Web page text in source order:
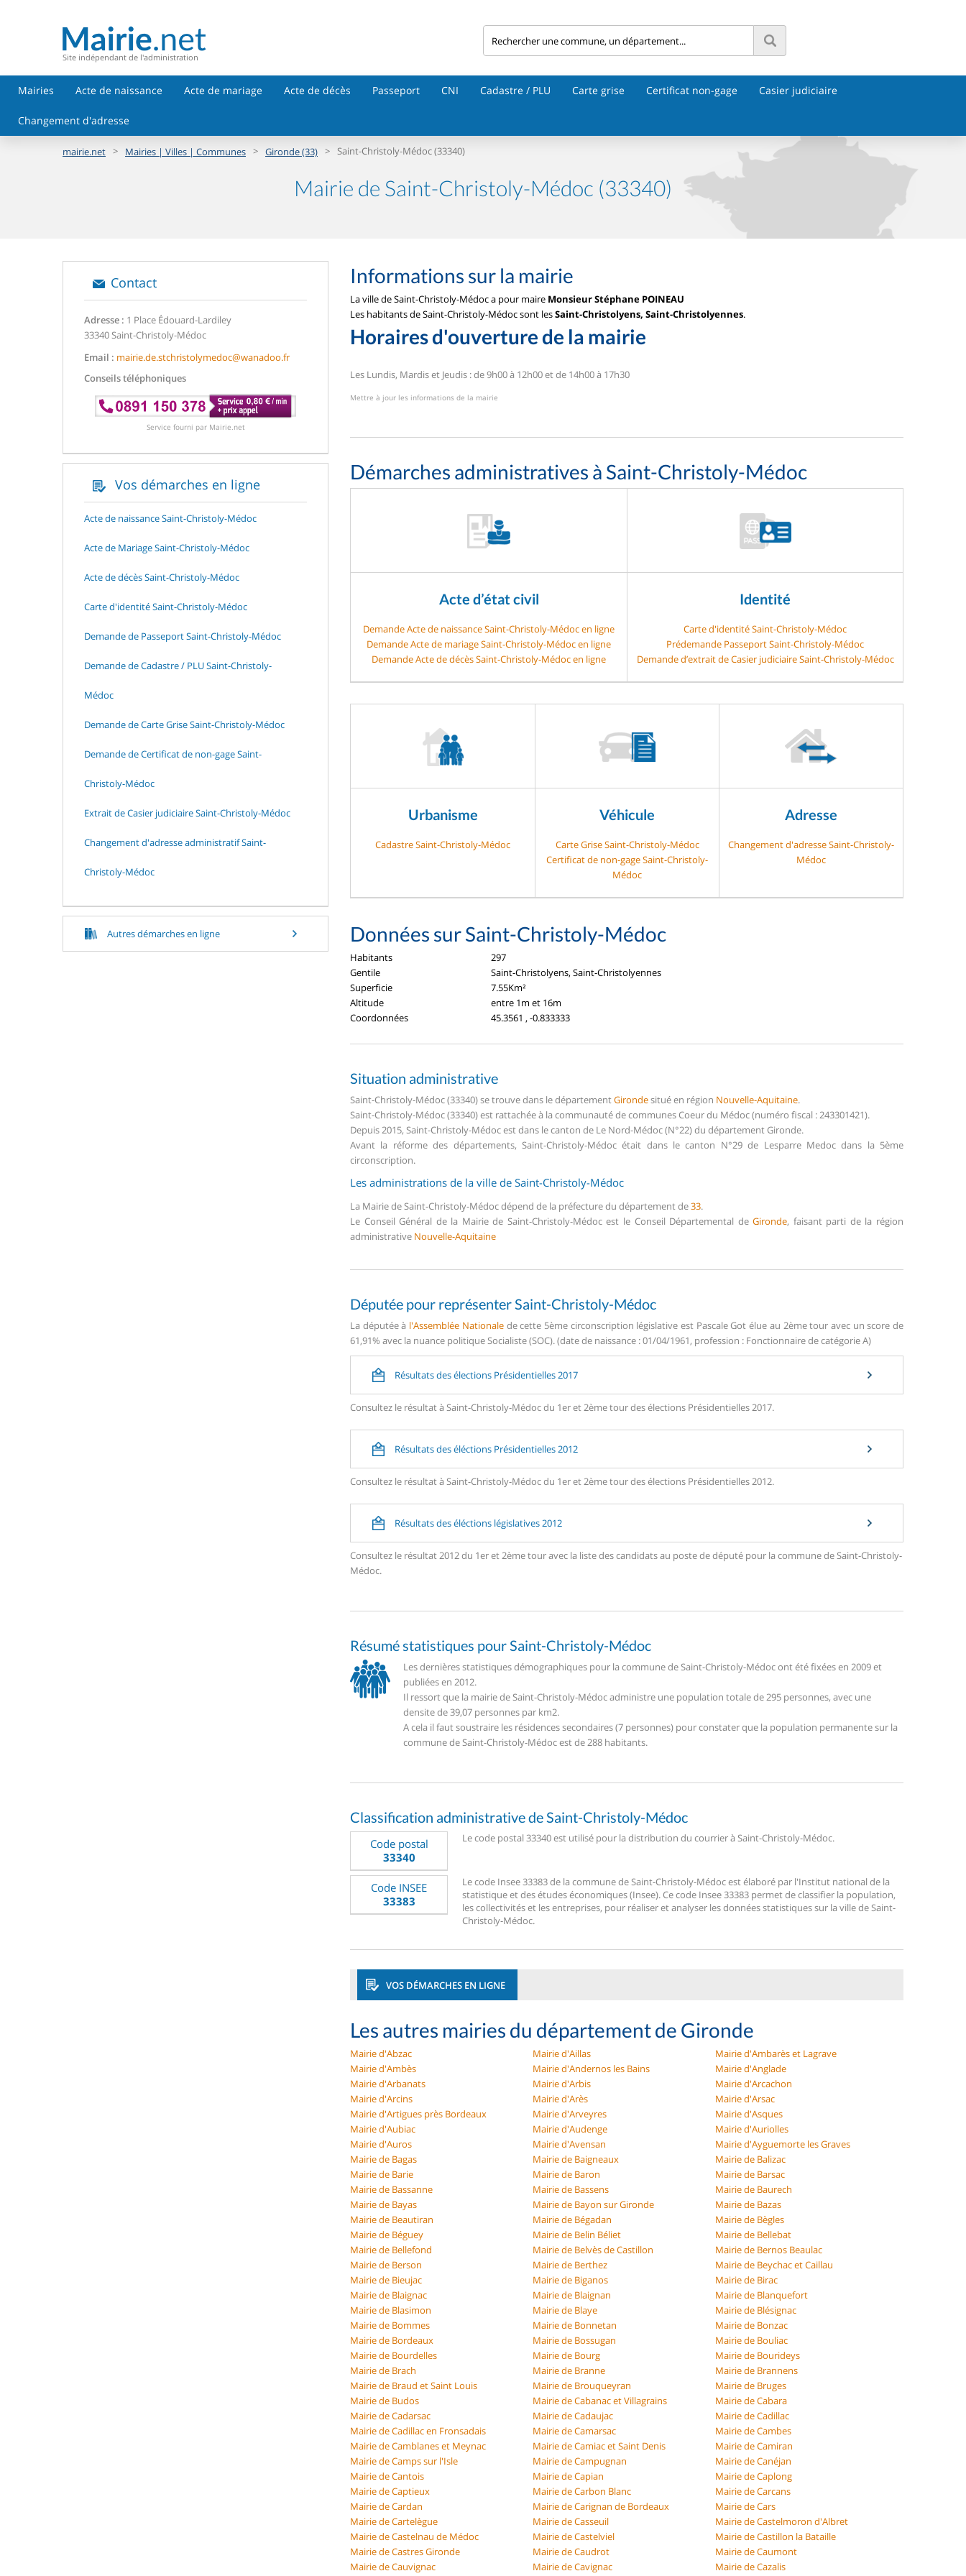
Site indépendant de l'administration
Mairies Acte de naissance Acte de mariage Acte de décès Passeport CNI Cadastre / PLU Carte grise Certificat non-gage Casier judiciaire
Changement d'adresse
mairie.net > Mairies | Villes | Communes > Gironde (33) > Saint-Christoly-Médoc (33340)
Mairie de Saint-Christoly-Médoc (33340)
Contact
Adresse : 1 Place Édouard-Lardiley
33340 Saint-Christoly-Médoc
Email : mairie.de.stchristolymedoc@wanadoo.fr
Conseils téléphoniques
Service fourni par Mairie.net
Vos démarches en ligne
Acte de naissance Saint-Christoly-Médoc
Acte de Mariage Saint-Christoly-Médoc
Acte de décès Saint-Christoly-Médoc
Carte d'identité Saint-Christoly-Médoc
Demande de Passeport Saint-Christoly-Médoc
Demande de Cadastre / PLU Saint-Christoly-
Médoc
Demande de Carte Grise Saint-Christoly-Médoc
Demande de Certificat de non-gage Saint-
Christoly-Médoc
Extrait de Casier judiciaire Saint-Christoly-Médoc
Changement d'adresse administratif Saint-
Christoly-Médoc
Autres démarches en ligne
Informations sur la mairie
La ville de Saint-Christoly-Médoc a pour maire Monsieur Stéphane POINEAU
Les habitants de Saint-Christoly-Médoc sont lesSaint-Christolyens, Saint-Christolyennes.
Horaires d'ouverture de la mairie
Les Lundis, Mardis et Jeudis : de 9h00 à 12h00 et de 14h00 à 17h30
Mettre à jour les informations de la mairie
Démarches administratives à Saint-Christoly-Médoc
Acte d’état civil
Demande Acte de naissance Saint-Christoly-Médoc en ligne
Demande Acte de mariage Saint-Christoly-Médoc en ligne
Demande Acte de décès Saint-Christoly-Médoc en ligne
Identité
Carte d'identité Saint-Christoly-Médoc
Prédemande Passeport Saint-Christoly-Médoc
Demande d’extrait de Casier judiciaire Saint-Christoly-Médoc
Urbanisme
Cadastre Saint-Christoly-Médoc
Véhicule
Carte Grise Saint-Christoly-Médoc
Certificat de non-gage Saint-Christoly-
Médoc
Adresse
Changement d'adresse Saint-Christoly-
Médoc
Données sur Saint-Christoly-Médoc
Habitants
297
Gentile
Saint-Christolyens, Saint-Christolyennes
Superficie
7.55Km²
Altitude
entre 1m et 16m
Coordonnées
45.3561 , -0.833333
Situation administrative
Saint-Christoly-Médoc (33340) se trouve dans le départementGirondesitué en région Nouvelle-Aquitaine.
Saint-Christoly-Médoc (33340) est rattachée à la communauté de communes Coeur du Médoc (numéro fiscal : 243301421).
Depuis 2015, Saint-Christoly-Médoc est dans le canton de Le Nord-Médoc (N°22) du département Gironde.
Avant la réforme des départements, Saint-Christoly-Médoc était dans le canton N°29 de Lesparre Medoc dans la 5ème
circonscription.
Les administrations de la ville de Saint-Christoly-Médoc
La Mairie de Saint-Christoly-Médoc dépend de la préfecture du département de33.
Le Conseil Général de la Mairie de Saint-Christoly-Médoc est le Conseil Départemental deGironde, faisant parti de la région
administrative Nouvelle-Aquitaine
Députée pour représenter Saint-Christoly-Médoc
La députée à l'Assemblée Nationalede cette 5ème circonscription législative est Pascale Got élue au 2ème tour avec un score de
61,91% avec la nuance politique Socialiste (SOC). (date de naissance : 01/04/1961, profession : Fonctionnaire de catégorie A)
Résultats des élections Présidentielles 2017
Consultez le résultat à Saint-Christoly-Médoc du 1er et 2ème tour des élections Présidentielles 2017.
Résultats des éléctions Présidentielles 2012
Consultez le résultat à Saint-Christoly-Médoc du 1er et 2ème tour des élections Présidentielles 2012.
Résultats des éléctions législatives 2012
Consultez le résultat 2012 du 1er et 2ème tour avec la liste des candidats au poste de député pour la commune de Saint-Christoly-
Médoc.
Résumé statistiques pour Saint-Christoly-Médoc
Les dernières statistiques démographiques pour la commune de Saint-Christoly-Médoc ont été fixées en 2009 et
publiées en 2012.
Il ressort que la mairie de Saint-Christoly-Médoc administre une population totale de 295 personnes, avec une
densite de 39,07 personnes par km2.
A cela il faut soustraire les résidences secondaires (7 personnes) pour constater que la population permanente sur la
commune de Saint-Christoly-Médoc est de 288 habitants.
Classification administrative de Saint-Christoly-Médoc
Code postal
33340
Le code postal 33340 est utilisé pour la distribution du courrier à Saint-Christoly-Médoc.
Code INSEE
33383
Le code Insee 33383 de la commune de Saint-Christoly-Médoc est élaboré par l'Institut national de la
statistique et des études économiques (Insee). Ce code Insee 33383 permet de classifier la population,
les collectivités et les entreprises, pour réaliser et analyser les données statistiques sur la ville de Saint-
Christoly-Médoc.
VOS DÉMARCHES EN LIGNE
Les autres mairies du département de Gironde
Mairie d'Abzac Mairie d'Aillas
Mairie d'Ambarès et Lagrave
Mairie d'Ambès
Mairie d'Andernos les Bains
Mairie d'Anglade
Mairie d'Arbanats
Mairie d'Arbis
Mairie d'Arcachon
Mairie d'Arcins
Mairie d'Arès
Mairie d'Arsac
Mairie d'Artigues près Bordeaux
Mairie d'Arveyres
Mairie d'Asques
Mairie d'Aubiac
Mairie d'Audenge
Mairie d'Auriolles
Mairie d'Auros
Mairie d'Avensan
Mairie d'Ayguemorte les Graves
Mairie de Bagas
Mairie de Baigneaux
Mairie de Balizac
Mairie de Barie
Mairie de Baron
Mairie de Barsac
Mairie de Bassanne
Mairie de Bassens
Mairie de Baurech
Mairie de Bayas
Mairie de Bayon sur Gironde
Mairie de Bazas
Mairie de Beautiran
Mairie de Bégadan
Mairie de Bègles
Mairie de Béguey
Mairie de Belin Béliet
Mairie de Bellebat
Mairie de Bellefond
Mairie de Belvès de Castillon
Mairie de Bernos Beaulac
Mairie de Berson
Mairie de Berthez
Mairie de Beychac et Caillau
Mairie de Bieujac
Mairie de Biganos
Mairie de Birac
Mairie de Blaignac
Mairie de Blaignan
Mairie de Blanquefort
Mairie de Blasimon
Mairie de Blaye
Mairie de Blésignac
Mairie de Bommes
Mairie de Bonnetan
Mairie de Bonzac
Mairie de Bordeaux
Mairie de Bossugan
Mairie de Bouliac
Mairie de Bourdelles
Mairie de Bourg
Mairie de Bourideys
Mairie de Brach
Mairie de Branne
Mairie de Brannens
Mairie de Braud et Saint Louis
Mairie de Brouqueyran
Mairie de Bruges
Mairie de Budos
Mairie de Cabanac et Villagrains
Mairie de Cabara
Mairie de Cadarsac
Mairie de Cadaujac
Mairie de Cadillac
Mairie de Cadillac en Fronsadais
Mairie de Camarsac
Mairie de Cambes
Mairie de Camblanes et Meynac
Mairie de Camiac et Saint Denis
Mairie de Camiran
Mairie de Camps sur l'Isle
Mairie de Campugnan
Mairie de Canéjan
Mairie de Cantois
Mairie de Capian
Mairie de Caplong
Mairie de Captieux
Mairie de Carbon Blanc
Mairie de Carcans
Mairie de Cardan
Mairie de Carignan de Bordeaux
Mairie de Cars
Mairie de Cartelègue
Mairie de Casseuil
Mairie de Castelmoron d'Albret
Mairie de Castelnau de Médoc
Mairie de Castelviel
Mairie de Castillon la Bataille
Mairie de Castres Gironde
Mairie de Caudrot
Mairie de Caumont
Mairie de Cauvignac
Mairie de Cavignac
Mairie de Cazalis